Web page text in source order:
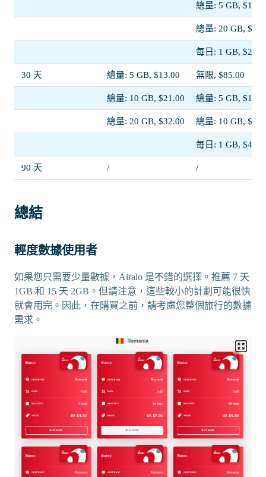
總量: 5 GB,
總量: 20 GB,
每日: 1 GB,
30 天 總量: 5 GB, $13.00 無限, $85.00
總量: 10 GB, $21.00 總量: 5 GB,
總量: 20 GB, $32.00 總量: 10 GB,
每日: 1 GB,
90 天 / /
總結
輕度數據使用者
如果您只需要少量數據，Airalo 是不錯的選擇。推薦 7 天
1GB 和 15 天 2GB。但請注意，這些較小的計劃可能很快
就會用完。因此，在購買之前，請考慮您整個旅行的數據
需求。